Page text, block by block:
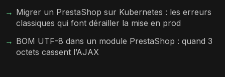
Migrer un PrestaShop sur Kubernetes : les erreurs
classiques qui font dérailler la mise en prod
BOM UTF-8 dans un module PrestaShop : quand 3
octets cassent l’AJAX